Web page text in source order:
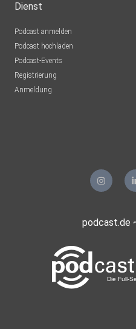
Dienst
Podcast anmelden
Podcast hochladen
Podcast-Events
Registrierung
Anmeldung
podcast.de